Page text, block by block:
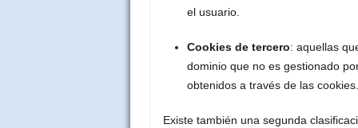
el usuario.
Cookies de tercero: aquellas
dominio que no es gestionado
obtenidos a través de las
Existe también una segunda